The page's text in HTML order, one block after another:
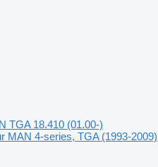
TGA 18.410 (01.00-)
MAN 4-series, TGA (1993-2009)